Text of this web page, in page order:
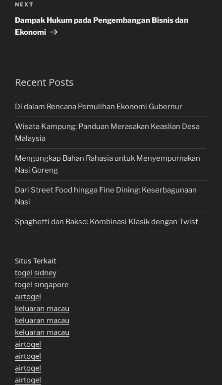
Next
Post
NEXT
Dampak Hukum pada Pengembangan Bisnis dan
Ekonomi
Recent Posts
Di dalam Rencana Pemulihan Ekonomi Gubernur
Wisata Kampung: Panduan Merasakan Keaslian Desa
Malaysia
Mengungkap Bahan Rahasia untuk Menyempurnakan
Nasi Goreng
Dari Street Food hingga Fine Dining: Keserbagunaan
Nasi
Spaghetti dan Bakso: Kombinasi Klasik dengan Twist
Situs Terkait
togel sidney
togel singapore
airtogel
keluaran macau
keluaran macau
keluaran macau
airtogel
airtogel
airtogel
airtogel